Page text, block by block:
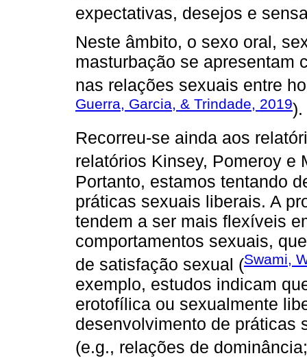
expectativas, desejos e
Neste âmbito, o sexo oral,
masturbação se apresentam
nas relações sexuais entre
Guerra, Garcia, & Trindade, 2019).
Recorreu-se ainda aos
relatórios Kinsey, Pomeroy e
Portanto, estamos tentando
práticas sexuais liberais. A
tendem a ser mais flexíveis
comportamentos sexuais,
de satisfação sexual (Swami,
exemplo, estudos indicam
erotofílica ou sexualmente
desenvolvimento de práticas
(e.g., relações de